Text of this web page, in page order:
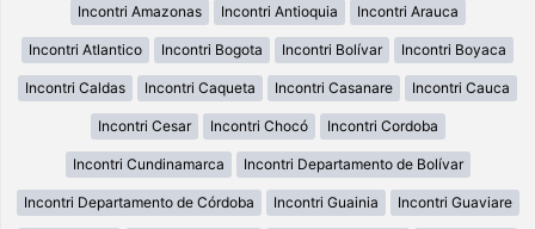
Incontri Amazonas Incontri Antioquia Incontri Arauca
Incontri Atlantico Incontri Bogota Incontri Bolívar Incontri Boyaca
Incontri Caldas Incontri Caqueta Incontri Casanare Incontri Cauca
Incontri Cesar Incontri Chocó Incontri Cordoba
Incontri Cundinamarca Incontri Departamento de Bolívar
Incontri Departamento de Córdoba Incontri Guainia Incontri Guaviare